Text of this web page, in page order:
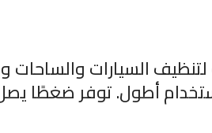
السيارات
أطول. توفر ضغطًا